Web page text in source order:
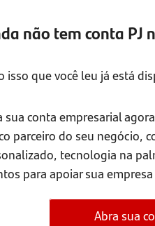
não tem conta PJ
isso que você leu já está
sua conta empresarial
parceiro do seu negócio,
tecnologia na
para apoiar sua
Abra sua